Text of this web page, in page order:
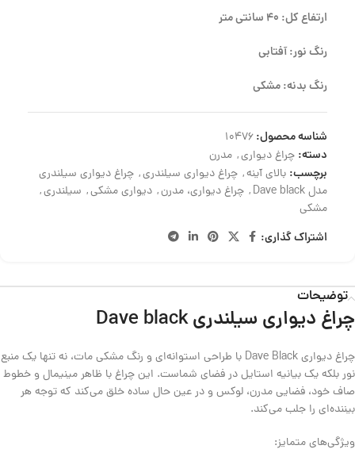
ارتفاع کل: 40 سانتی متر
رنگ نور: آفتابی
رنگ بدنه: مشکی
شناسه محصول:10476
دسته: چراغ دیواری, مدرن
برچسب: بالای آینه, چراغ دیواری سیلندری, چراغ دیواری سیلندری
مدل Dave black
, چراغ دیواری، مدرن, دیواری مشکی, سیلندری,
مشکی
اشتراک گذاری:
توضیحات
چراغ دیواری سیلندری Dave black
چراغ دیواری Dave Black با طراحی استوانه‌ای و رنگ مشکی مات، نه تنها یک منبع
نور بلکه یک بیانیه استایل در فضای شماست. این چراغ با ظاهر مینیمال و خطوط
صاف خود، فضایی مدرن، لوکس و در عین حال ساده خلق می‌کند که توجه هر
بیننده‌ای را جلب می‌کند.
ویژگی‌های متمایز: